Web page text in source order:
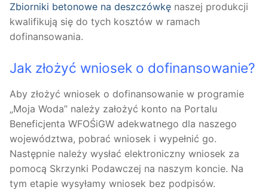
Zbiorniki betonowe na deszczówkę naszej produkcji
kwalifikują się do tych kosztów w ramach
dofinansowania.
Jak złożyć wniosek o dofinansowanie?
Aby złożyć wniosek o dofinansowanie w programie
„Moja Woda” należy założyć konto na Portalu
Beneficjenta WFOŚiGW adekwatnego dla naszego
województwa, pobrać wniosek i wypełnić go.
Następnie należy wysłać elektroniczny wniosek za
pomocą Skrzynki Podawczej na naszym koncie. Na
tym etapie wysyłamy wniosek bez podpisów.